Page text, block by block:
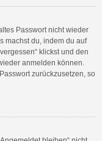
Passwort nicht wieder
machst du, indem du auf
klickst und den
anmelden können.
zurückzusetzen, so